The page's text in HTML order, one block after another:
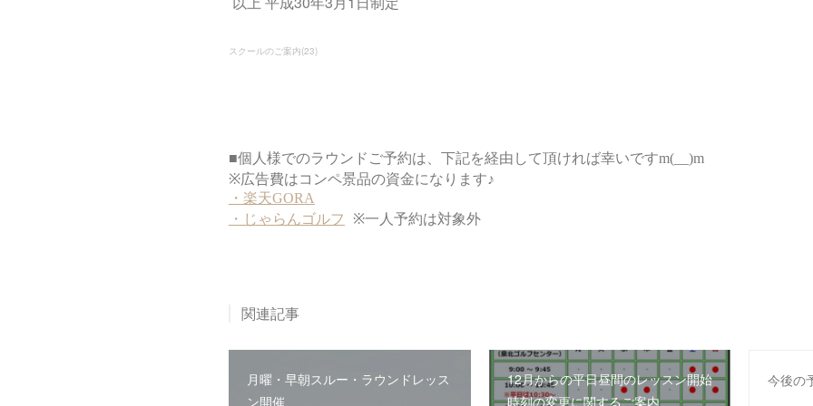
スクールのご案内(23)
関連記事
月曜・早朝スルー・ラウンドレッス
ン開催
12月からの平日昼間のレッスン開始
時刻の変更に関するご案内
今後の